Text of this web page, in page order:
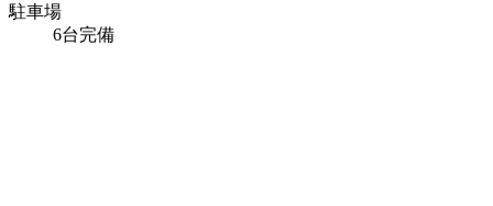
駐車場
6台完備